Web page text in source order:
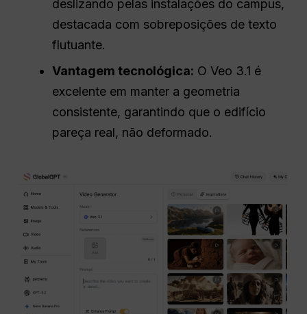
deslizando pelas instalações do campus,
destacada com sobreposições de texto
flutuante.
Vantagem tecnológica: O Veo 3.1 é
excelente em manter a geometria
consistente, garantindo que o edifício
pareça real, não deformado.